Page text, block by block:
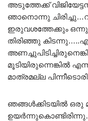
അടുത്തേക്ക്
ഞാനൊന്നു
ഇരുവശത്തേക്കും
തിരിഞ്ഞു
മൂടിയിരുന്നെങ്കിൽ
മാത്രമല്ല
ഞങ്ങൾക്കിടയിൽ ഒരു